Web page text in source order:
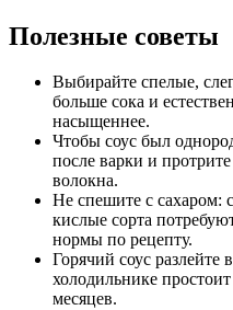
Полезные советы
Выбирайте спелые,
больше сока и
насыщеннее.
Чтобы соус был
после варки и
волокна.
Не спешите с сахаром:
кислые сорта
нормы по рецепту.
Горячий соус
холодильнике
месяцев.